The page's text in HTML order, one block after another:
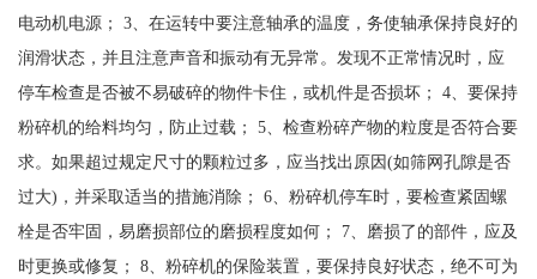
电动机电源； 3、在运转中要注意轴承的温度，务使轴承保持良好的
润滑状态，并且注意声音和振动有无异常。发现不正常情况时，应
停车检查是否被不易破碎的物件卡住，或机件是否损坏； 4、要保持
粉碎机的给料均匀，防止过载； 5、检查粉碎产物的粒度是否符合要
求。如果超过规定尺寸的颗粒过多，应当找出原因(如筛网孔隙是否
过大)，并采取适当的措施消除； 6、粉碎机停车时，要检查紧固螺
栓是否牢固，易磨损部位的磨损程度如何； 7、磨损了的部件，应及
时更换或修复； 8、粉碎机的保险装置，要保持良好状态，绝不可为